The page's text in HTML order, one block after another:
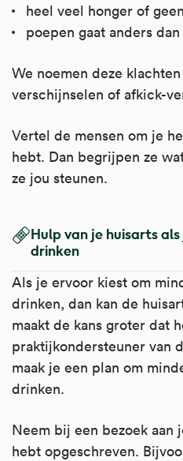
heel veel honger of
poepen gaat anders
We noemen deze
verschijnselen of afkick-
Vertel de mensen om je
hebt. Dan begrijpen ze
ze jou steunen.
Hulp van je huisarts
drinken
Als je ervoor kiest om
drinken, dan kan de
maakt de kans groter dat
praktijkondersteuner van
maak je een plan om
drinken.
Neem bij een bezoek aan
hebt opgeschreven.